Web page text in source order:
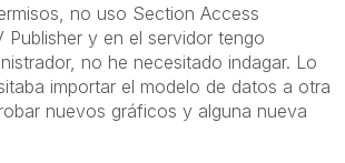
no uso Section Access
Publisher y en el servidor tengo
no he necesitado indagar. Lo
importar el modelo de datos a otra
nuevos gráficos y alguna nueva